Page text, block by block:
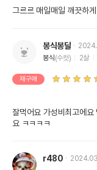
그르르 매일매일 깨끗하
봉식봉달
봉식(수컷) 2살
재구매
잘먹어요 가성비최고에
요 ㅋㅋㅋㅋ
r480